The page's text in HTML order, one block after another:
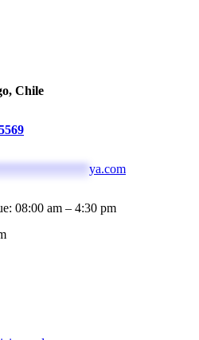
Chile
ya.com
08:00 am – 4:30 pm